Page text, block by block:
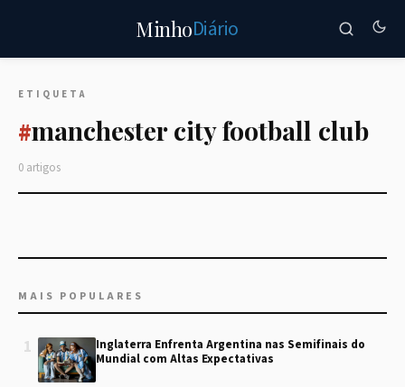
MinhoDiário
ETIQUETA
#manchester city football club
0 artigos
MAIS POPULARES
1
Inglaterra Enfrenta Argentina nas Semifinais do
Mundial com Altas Expectativas